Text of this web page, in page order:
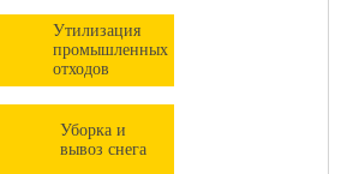
Утилизация
промышленных
отходов
Уборка и
вывоз снега